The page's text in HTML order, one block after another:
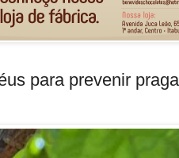
para prevenir